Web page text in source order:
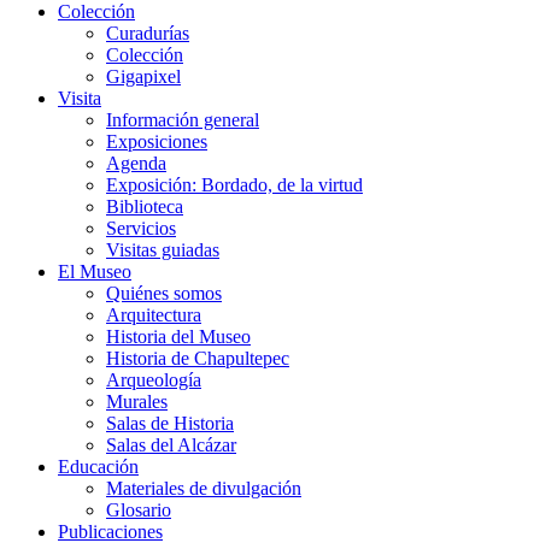
Colección
Curadurías
Colección
Gigapixel
Visita
Información general
Exposiciones
Agenda
Exposición: Bordado, de la virtud
Biblioteca
Servicios
Visitas guiadas
El Museo
Quiénes somos
Arquitectura
Historia del Museo
Historia de Chapultepec
Arqueología
Murales
Salas de Historia
Salas del Alcázar
Educación
Materiales de divulgación
Glosario
Publicaciones